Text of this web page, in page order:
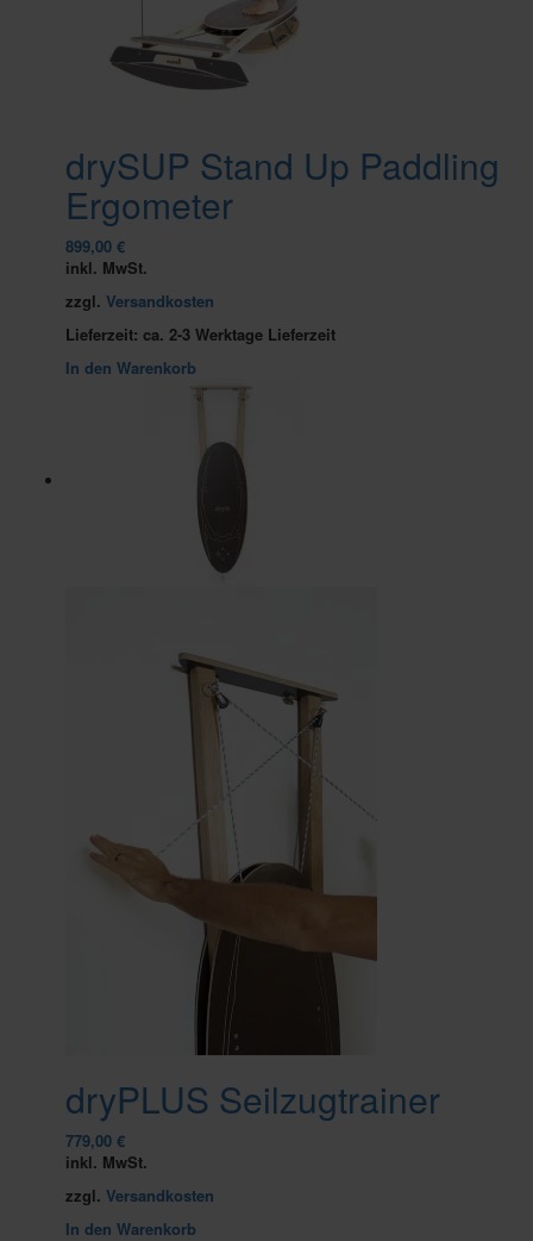
drySUP Stand Up Paddling
Ergometer
899,00 €
inkl. MwSt.
zzgl. Versandkosten
Lieferzeit: ca. 2-3 Werktage Lieferzeit
In den Warenkorb
dryPLUS Seilzugtrainer
779,00 €
inkl. MwSt.
zzgl. Versandkosten
In den Warenkorb